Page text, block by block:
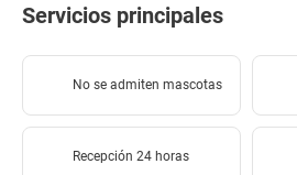
Servicios principales
No se admiten mascotas
Recepción 24 horas